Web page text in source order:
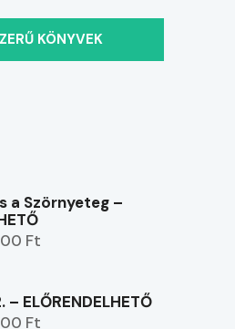
KÖNYVEK
a Szörnyeteg –
Ft
ELŐRENDELHETŐ
Ft